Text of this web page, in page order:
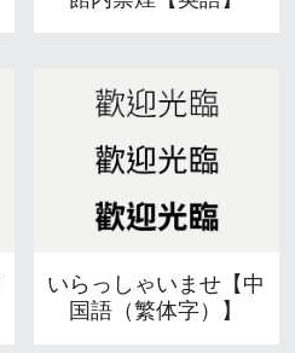
いらっしゃいませ【中
国語（繁体字）】